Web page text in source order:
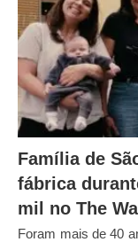
Família de
fábrica
mil no The
Foram mais de 40